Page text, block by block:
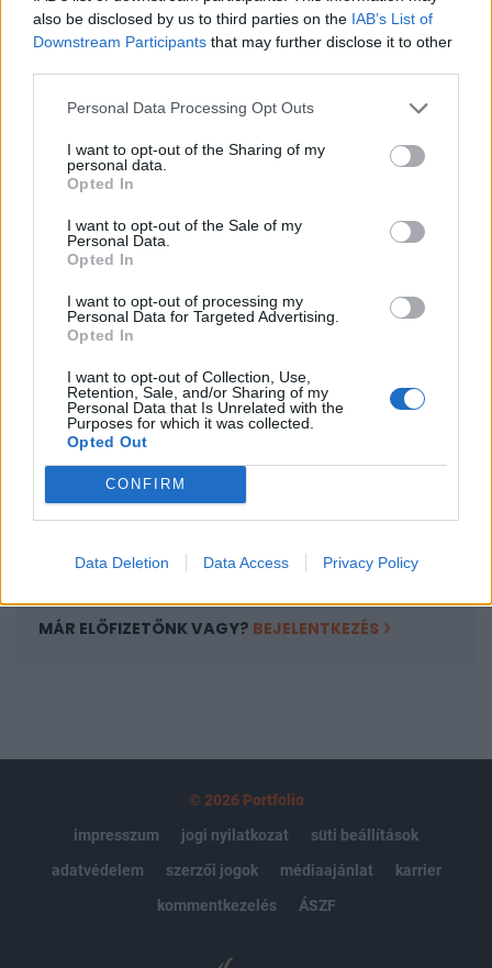
also be disclosed by us to third parties on the IAB’s List of
Downstream Participants that may further disclose it to other
Personal Data Processing Opt Outs
I want to opt-out of the Sharing of my
personal data.
Opted In
I want to opt-out of the Sale of my
Personal Data.
Opted In
I want to opt-out of processing my
Personal Data for Targeted Advertising.
Opted In
I want to opt-out of Collection, Use,
Retention, Sale, and/or Sharing of my
Personal Data that Is Unrelated with the
Purposes for which it was collected.
Opted Out
CONFIRM
Data Deletion Data Access Privacy Policy
Budapest Economic Forum 2026Átalakulóban a magyar
gazdaságpolitika, a választások után gyökeresen
változhatnak meg a körülmények és a célok. Merre tart a
magyar kormány és mivel néz szembe a nemzetközi
gazdaságpolitikai konferenciájának legfontosabb
témája.Információ és jelentkezésA nagy pénzügyi válság,
KEDVES OLVASÓNK!
A keresett cikk a portfolio.hu hírarchívumához
tartozik, melynek olvasása előfizetéses
regisztrációhoz kötött.
Az előfizetés a következőket tartalmazza:
Portfolio.hu teljes cikkarchívum
Kötéslisták: BÉT elmúlt 2 év napon belüli
kötéslistái
MÁR ELŐFIZETŐNK VAGY? BEJELENTKEZÉS
© 2026 Portfolio
impresszum
jogi nyilatkozat
süti beállítások
adatvédelem
szerzői jogok médiaajánlat
karrier
kommentkezelés
ÁSZF